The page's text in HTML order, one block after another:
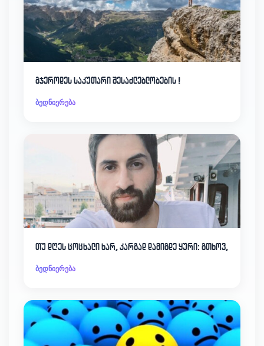
გჯეროდეს საკუთარი შესაძლებლობების !
ბედნიერება
თუ დღეს ცოცხალი ხარ, კარგად დამიგდე ყური: გთხოვ,
ბედნიერება